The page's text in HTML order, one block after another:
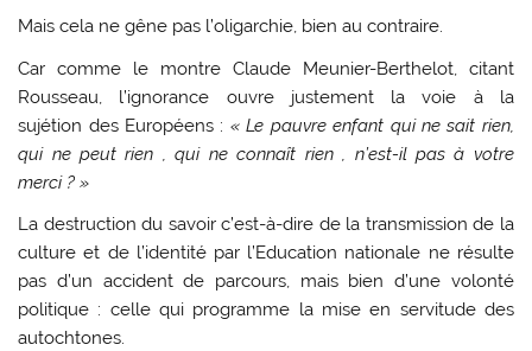
Mais cela ne gêne pas l’oligarchie, bien au contraire.
Car comme le montre Claude Meunier-Berthelot, citant
Rousseau, l’ignorance ouvre justement la voie à la
sujétion des Européens : « Le pauvre enfant qui ne sait rien,
qui ne peut rien , qui ne connaît rien , n’est-il pas à votre
merci ? »
La destruction du savoir c’est-à-dire de la transmission de la
culture et de l’identité par l’Education nationale ne résulte
pas d’un accident de parcours, mais bien d’une volonté
politique : celle qui programme la mise en servitude des
autochtones.